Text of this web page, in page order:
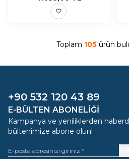
Toplam 105 ürün
+90 532 120 43 89
E-BÜLTEN ABONELIĞI
Kampanya ve yeniliklerden
bültenimize abone olun!